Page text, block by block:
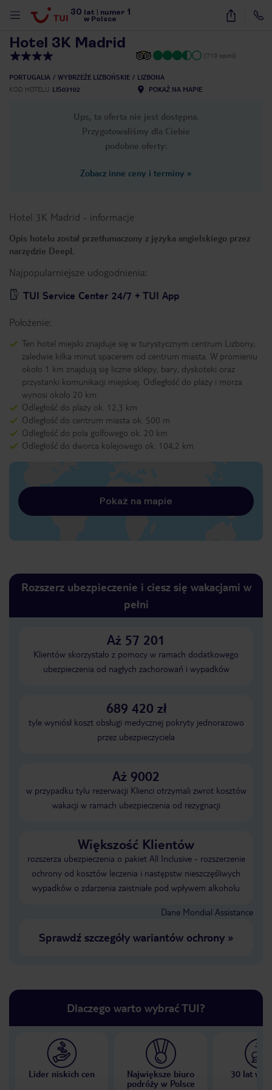
30 lat numer 1
w Polsce
27
Hotel 3K Madrid
(710 opinii)
PORTUGALIA WYBRZEŻE LIZBOŃSKIE
LIZBONA
KOD HOTELU LIS03102 POKAŻ NA MAPIE
Ups, ta oferta nie jest dostępna.
Przygotowaliśmy dla Ciebie
podobne oferty:
Zobacz inne ceny i terminy »
Hotel 3K Madrid - informacje
Opis hotelu został przetłumaczony z języka angielskiego przez
narzędzie DeepL
Najpopularniejsze udogodnienia:
TUI Service Center 24/7 + TUI App
Położenie:
Ten hotel miejski znajduje się w turystycznym centrum Lizbony,
zaledwie kilka minut spacerem od centrum miasta. W promieniu
około 1 km znajdują się liczne sklepy, bary, dyskoteki oraz
przystanki komunikacji miejskiej. Odległość do plaży i morza
wynosi około 20 km.
Odległość do plaży ok. 12,3 km
Odległość do centrum miasta ok. 500 m
Odległość do pola golfowego ok. 20 km
Odległość do dworca kolejowego ok. 104,2 km
Pokaż na mapie
Rozszerz ubezpieczenie i ciesz się wakacjami w
pełni
Aż 57 201
Klientów skorzystało z pomocy w ramach dodatkowego
ubezpieczenia od nagłych zachorowań i wypadków
689 420 zł
tyle wyniósł koszt obsługi medycznej pokryty jednorazowo
przez ubezpieczyciela
Aż 9002
w przypadku tylu rezerwacji Klienci otrzymali zwrot kosztów
wakacji w ramach ubezpieczenia od rezygnacji
Większość Klientów
rozszerza ubezpieczenia o pakiet All Inclusive - rozszerzenie
ochrony od kosztów leczenia i następstw nieszczęśliwych
wypadków o zdarzenia zaistniałe pod wpływem alkoholu
Dane Mondial Assistance
Sprawdź szczegóły wariantów ochrony»
Dlaczego warto wybrać TUI?
Lider niskich cen
Największe biuro
podróży w Polsce
30 lat w